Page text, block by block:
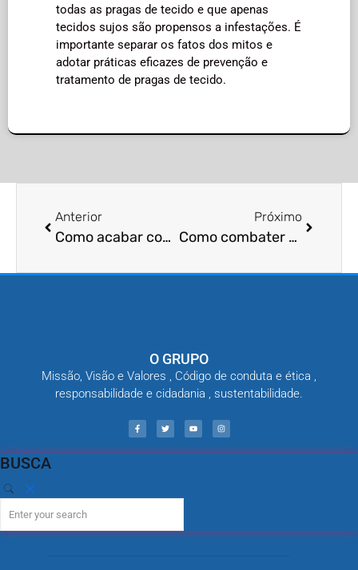
todas as pragas de tecido e que apenas
tecidos sujos são propensos a infestações. É
importante separar os fatos dos mitos e
adotar práticas eficazes de prevenção e
tratamento de pragas de tecido.
Anterior
Como acabar com a praga de madeira?
Próximo
Como combater praga de tecido?
O GRUPO
Missão, Visão e Valores , Código de conduta e ética ,
responsabilidade e cidadania , sustentabilidade.
BUSCA